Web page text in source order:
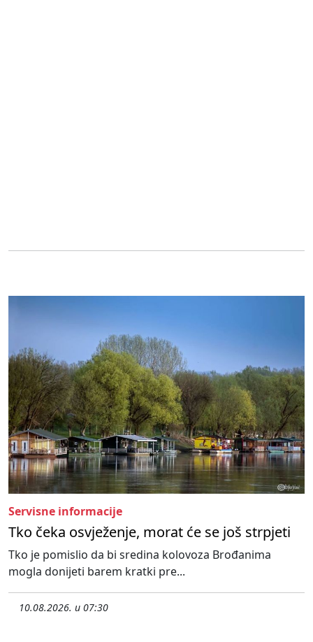
Servisne informacije
Tko čeka osvježenje, morat će se još strpjeti
Tko je pomislio da bi sredina kolovoza Brođanima
mogla donijeti barem kratki pre...
10.08.2026. u 07:30